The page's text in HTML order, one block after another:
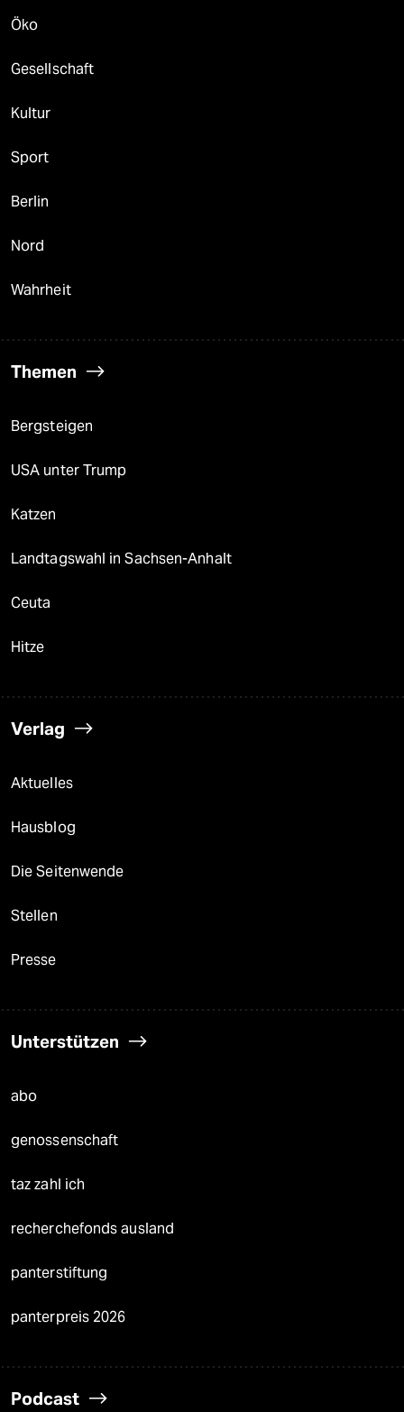
Öko
Gesellschaft
Kultur
Sport
Berlin
Nord
Wahrheit
Themen
Bergsteigen
USA unter Trump
Katzen
Landtagswahl in Sachsen-Anhalt
Ceuta
Hitze
Verlag
Aktuelles
Hausblog
Die Seitenwende
Stellen
Presse
Unterstützen
abo
genossenschaft
taz zahl ich
recherchefonds ausland
panterstiftung
panterpreis 2026
Podcast